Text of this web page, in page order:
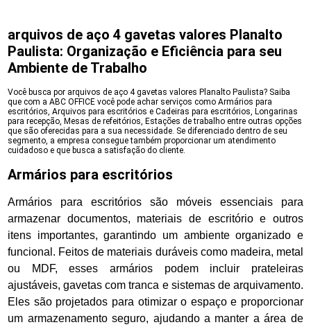
arquivos de aço 4 gavetas valores Planalto
Paulista: Organização e Eficiência para seu
Ambiente de Trabalho
Você busca por arquivos de aço 4 gavetas valores Planalto Paulista? Saiba
que com a ABC OFFICE você pode achar serviços como Armários para
escritórios, Arquivos para escritórios e Cadeiras para escritórios, Longarinas
para recepção, Mesas de refeitórios, Estações de trabalho entre outras opções
que são oferecidas para a sua necessidade. Se diferenciado dentro de seu
segmento, a empresa consegue também proporcionar um atendimento
cuidadoso e que busca a satisfação do cliente.
Armários para escritórios
Armários para escritórios são móveis essenciais para
armazenar documentos, materiais de escritório e outros
itens importantes, garantindo um ambiente organizado e
funcional. Feitos de materiais duráveis como madeira, metal
ou MDF, esses armários podem incluir prateleiras
ajustáveis, gavetas com tranca e sistemas de arquivamento.
Eles são projetados para otimizar o espaço e proporcionar
um armazenamento seguro, ajudando a manter a área de